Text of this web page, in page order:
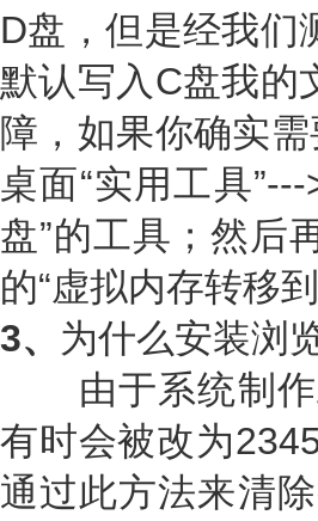
D盘，但是经我们
默认写入C盘我的
障，如果你确实
桌面“实用工具
盘”的工具；然后
的“虚拟内存转移
3、 为什么安装浏
由于系统制作
有时会被改为
通过此方法来清